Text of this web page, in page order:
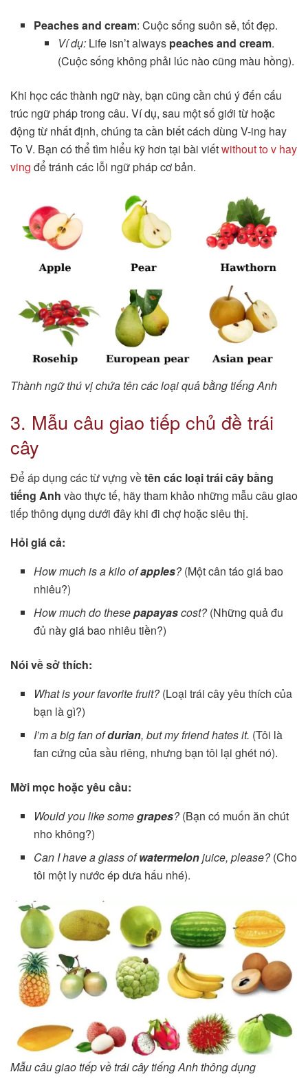
Peaches and cream: Cuộc sống suôn sẻ, tốt đẹp.
Ví dụ:Life isn’t always peaches and cream.
(Cuộc sống không phải lúc nào cũng màu hồng).
Khi học các thành ngữ này, bạn cũng cần chú ý đến cấu
trúc ngữ pháp trong câu. Ví dụ, sau một số giới từ hoặc
động từ nhất định, chúng ta cần biết cách dùng V-ing hay
To V. Bạn có thể tìm hiểu kỹ hơn tại bài viếtwithout to v hay
ving để tránh các lỗi ngữ pháp cơ bản.
Thành ngữ thú vị chứa tên các loại quả bằng tiếng Anh
3. Mẫu câu giao tiếp chủ đề trái
cây
Để áp dụng các từ vựng vềtên các loại trái cây bằng
tiếng Anh vào thực tế, hãy tham khảo những mẫu câu giao
tiếp thông dụng dưới đây khi đi chợ hoặc siêu thị.
Hỏi giá cả:
How much is a kilo ofapples?(Một cân táo giá bao
nhiêu?)
How much do thesepapayascost?(Những quả đu
đủ này giá bao nhiêu tiền?)
Nói về sở thích:
What is your favorite fruit?(Loại trái cây yêu thích của
bạn là gì?)
I’m a big fan ofdurian, but my friend hates it. (Tôi là
fan cứng của sầu riêng, nhưng bạn tôi lại ghét nó).
Mời mọc hoặc yêu cầu:
Would you like somegrapes?(Bạn có muốn ăn chút
nho không?)
Can I have a glass ofwatermelonjuice, please?(Cho
tôi một ly nước ép dưa hấu nhé).
Mẫu câu giao tiếp về trái cây tiếng Anh thông dụng